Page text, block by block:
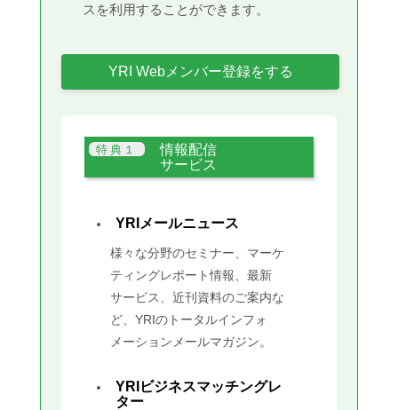
スを利用することができます。
YRI Webメンバー登録をする
情報配信
サービス
YRIメールニュース
様々な分野のセミナー、マーケ
ティングレポート情報、最新
サービス、近刊資料のご案内な
ど、YRIのトータルインフォ
メーションメールマガジン。
YRIビジネスマッチングレ
ター